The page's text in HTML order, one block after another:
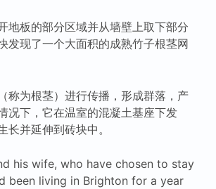
地板的部分区域并从墙壁上取下部分
发现了一个大面积的成熟竹子根茎网
称为根茎）进行传播，形成群落，产
况下，它在温室的混凝土基座下发
长并延伸到砖块中。
his wife, who have chosen to stay
been living in Brighton for a year